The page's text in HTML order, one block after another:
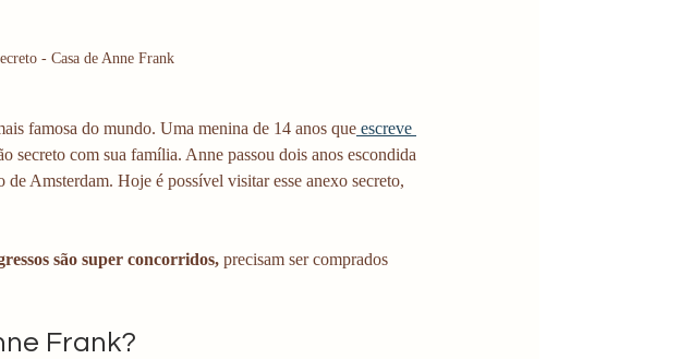
- Casa de Anne Frank
famosa do mundo. Uma menina de 14 anos que escreve
secreto com sua família. Anne passou dois anos escondida
Amsterdam. Hoje é possível visitar esse anexo secreto,
são super concorridos, precisam ser comprados
Frank?